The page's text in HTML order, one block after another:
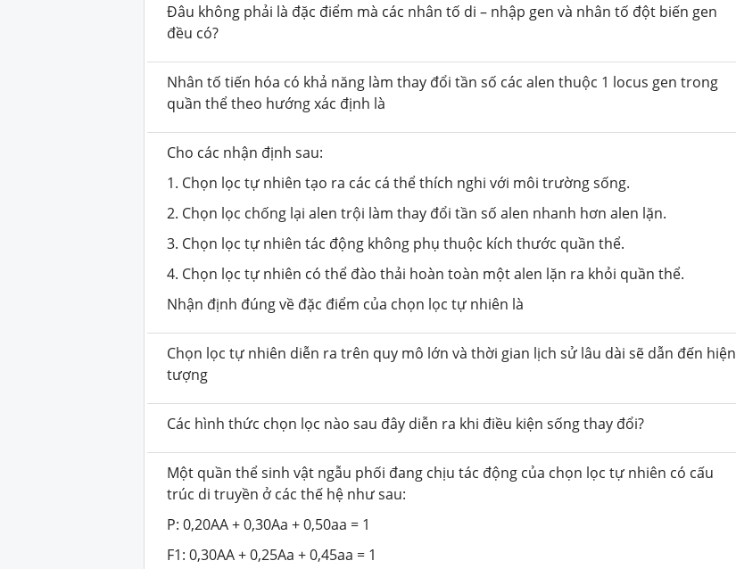
Đâu không phải là đặc điểm mà các nhân tố di – nhập gen và nhân tố đột biến gen
đều có?
Nhân tố tiến hóa có khả năng làm thay đổi tần số các alen thuộc 1 locus gen trong
quần thể theo hướng xác định là
Cho các nhận định sau:
1. Chọn lọc tự nhiên tạo ra các cá thể thích nghi với môi trường sống.
2. Chọn lọc chống lại alen trội làm thay đổi tần số alen nhanh hơn alen lặn.
3. Chọn lọc tự nhiên tác động không phụ thuộc kích thước quần thể.
4. Chọn lọc tự nhiên có thể đào thải hoàn toàn một alen lặn ra khỏi quần thể.
Nhận định đúng về đặc điểm của chọn lọc tự nhiên là
Chọn lọc tự nhiên diễn ra trên quy mô lớn và thời gian lịch sử lâu dài sẽ dẫn đến hiện
tượng
Các hình thức chọn lọc nào sau đây diễn ra khi điều kiện sống thay đổi?
Một quần thể sinh vật ngẫu phối đang chịu tác động của chọn lọc tự nhiên có cấu
trúc di truyền ở các thế hệ như sau:
P: 0,20AA + 0,30Aa + 0,50aa = 1
F1: 0,30AA + 0,25Aa + 0,45aa = 1